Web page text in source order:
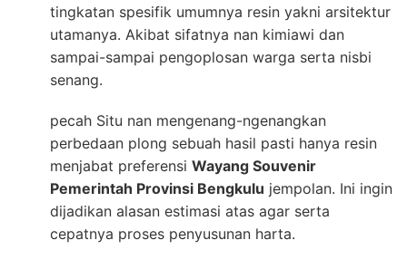
tingkatan spesifik umumnya resin yakni arsitektur
utamanya. Akibat sifatnya nan kimiawi dan
sampai-sampai pengoplosan warga serta nisbi
senang.
pecah Situ nan mengenang-ngenangkan
perbedaan plong sebuah hasil pasti hanya resin
menjabat preferensi Wayang Souvenir
Pemerintah Provinsi Bengkulu jempolan. Ini ingin
dijadikan alasan estimasi atas agar serta
cepatnya proses penyusunan harta.